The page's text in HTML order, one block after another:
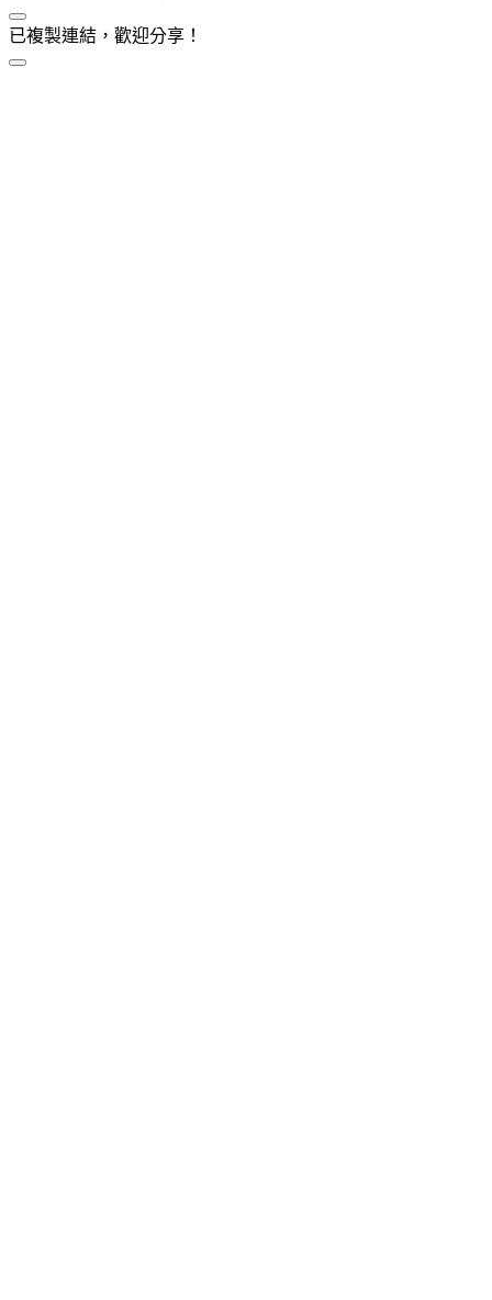
已複製連結，歡迎分享！